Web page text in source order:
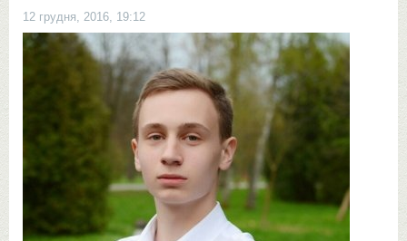
12 грудня, 2016, 19:12